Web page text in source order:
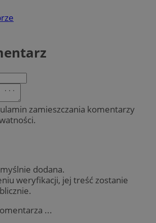
zamieszczania komentarzy
dodana.
weryfikacji, jej treść zostanie
...